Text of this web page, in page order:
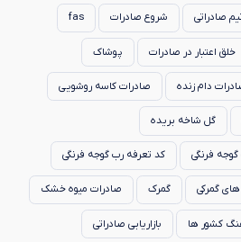
صادراتی شروع صادرات fas
خلق اعتبار در صادرات پوشاک
دام زنده صادرات کاسه روشویی
گل شاخه بریده
فرنگی کد تعرفه رب گوجه فرنگی
گمرکی گمرک صادرات میوه خشک
کشور ها بازاریابی صادراتی